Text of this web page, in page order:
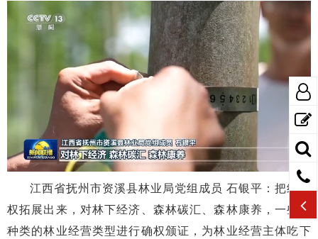
江西省抚州市资溪县林业局党组成员 石银平：把经营
权拓展出来，对林下经济、森林碳汇、森林康养，一些多
种类的林业经营类型进行确权颁证，为林业经营主体吃下